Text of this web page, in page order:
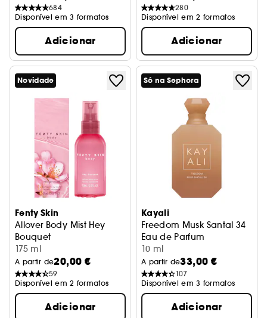
684
Disponível em 3 formatos
Adicionar
280
Disponível em 2 formatos
Adicionar
Novidade
Fenty Skin
Allover Body Mist Hey
Bouquet
Bruma perfumada para o corpo
175 ml
A partir de20,00 €
59
Disponível em 2 formatos
Adicionar
Só na Sephora
Kayali
Freedom Musk Santal 34
Eau de Parfum
10 ml
A partir de33,00 €
107
Disponível em 3 formatos
Adicionar